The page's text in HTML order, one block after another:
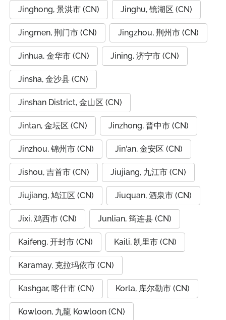
Jinghong, 景洪市 (CN) Jinghu, 镜湖区 (CN)
Jingmen, 荆门市 (CN) Jingzhou, 荆州市 (CN)
Jinhua, 金华市 (CN) Jining, 济宁市 (CN)
Jinsha, 金沙县 (CN)
Jinshan District, 金山区 (CN)
Jintan, 金坛区 (CN) Jinzhong, 晋中市 (CN)
Jinzhou, 锦州市 (CN) Jin‘an, 金安区 (CN)
Jishou, 吉首市 (CN) Jiujiang, 九江市 (CN)
Jiujiang, 鸠江区 (CN) Jiuquan, 酒泉市 (CN)
Jixi, 鸡西市 (CN) Junlian, 筠连县 (CN)
Kaifeng, 开封市 (CN) Kaili, 凯里市 (CN)
Karamay, 克拉玛依市 (CN)
Kashgar, 喀什市 (CN) Korla, 库尔勒市 (CN)
Kowloon, 九龍 Kowloon (CN)